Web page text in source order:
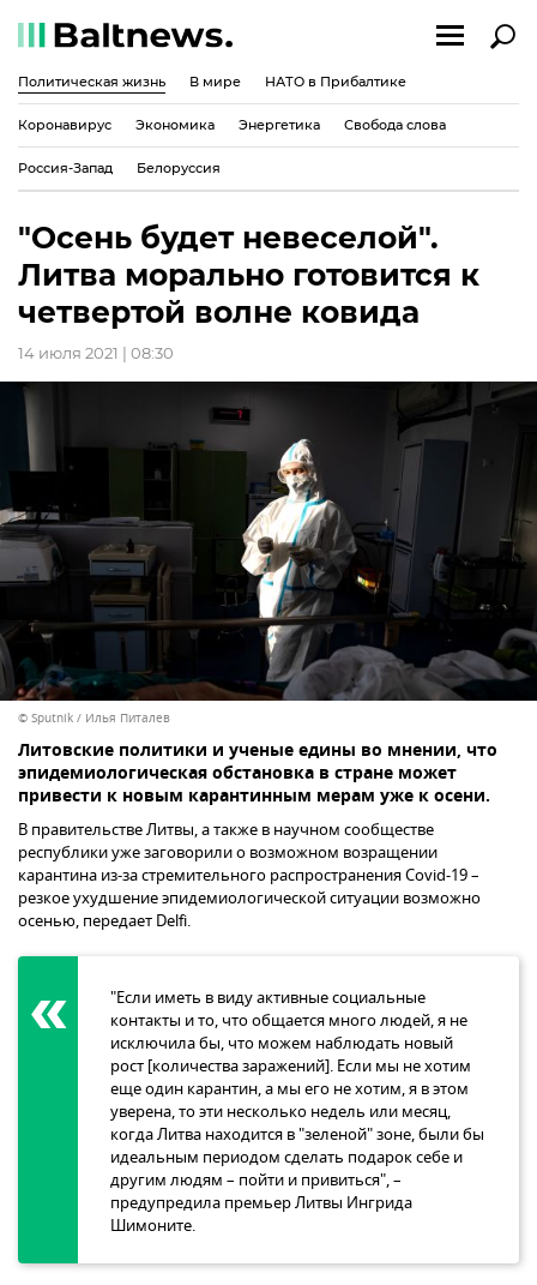
Политическая жизнь В мире НАТО в Прибалтике
Коронавирус Экономика Энергетика Свобода слова
Россия-Запад Белоруссия
"Осень будет невеселой".
Литва морально готовится к
четвертой волне ковида
14 июля 2021 | 08:30
© Sputnik / Илья Питалев
Литовские политики и ученые едины во мнении, что
эпидемиологическая обстановка в стране может
привести к новым карантинным мерам уже к осени.
В правительстве Литвы, а также в научном сообществе
республики уже заговорили о возможном возращении
карантина из-за стремительного распространения Covid-19 –
резкое ухудшение эпидемиологической ситуации возможно
осенью, передает Delfi.
"Если иметь в виду активные социальные
контакты и то, что общается много людей, я не
исключила бы, что можем наблюдать новый
рост [количества заражений]. Если мы не хотим
еще один карантин, а мы его не хотим, я в этом
уверена, то эти несколько недель или месяц,
когда Литва находится в "зеленой" зоне, были бы
идеальным периодом сделать подарок себе и
другим людям – пойти и привиться", –
предупредила премьер Литвы Ингрида
Шимоните.